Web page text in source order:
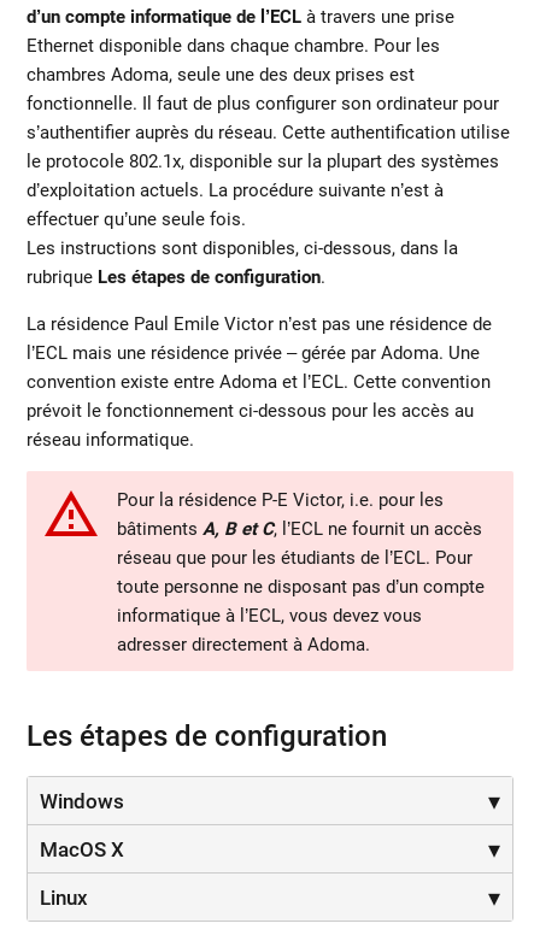
d’un compte informatique de l’ECL à travers une prise
Ethernet disponible dans chaque chambre. Pour les
chambres Adoma, seule une des deux prises est
fonctionnelle. Il faut de plus configurer son ordinateur pour
s’authentifier auprès du réseau. Cette authentification utilise
le protocole 802.1x, disponible sur la plupart des systèmes
d’exploitation actuels. La procédure suivante n’est à
effectuer qu’une seule fois.
Les instructions sont disponibles, ci-dessous, dans la
rubrique Les étapes de configuration.
La résidence Paul Emile Victor n’est pas une résidence de
l’ECL mais une résidence privée – gérée par Adoma. Une
convention existe entre Adoma et l’ECL. Cette convention
prévoit le fonctionnement ci-dessous pour les accès au
réseau informatique.
Pour la résidence P-E Victor, i.e. pour les
bâtiments A, B et C, l’ECL ne fournit un accès
réseau que pour les étudiants de l’ECL. Pour
toute personne ne disposant pas d’un compte
informatique à l’ECL, vous devez vous
adresser directement à Adoma.
Les étapes de configuration
Windows
MacOS X
Linux